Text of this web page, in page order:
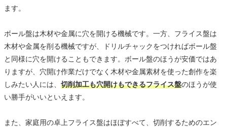
ます。
ボール盤は木材や金属に穴を開ける機械です。一方、フライス盤は
木材や金属を削る機械ですが、ドリルチャックをつければボール盤
と同様に穴を開けることもできます。ボール盤のほうが安価ではあ
りますが、穴開け作業だけでなく木材や金属素材を使った創作を楽
しみたい人には、 切削加工も穴開けもできるフライス盤のほうが使
い勝手がいいといえます。
また、家庭用の卓上フライス盤はほぼすべて、切削するためのエン